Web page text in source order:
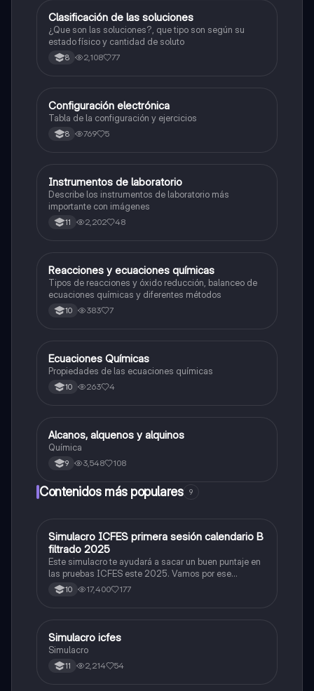
Química
Clasificación de las soluciones
¿Que son las soluciones?, que tipo son según su
estado físico y cantidad de soluto
8 2,108 77
Química
Configuración electrónica
Tabla de la configuración y ejercicios
8 769 5
Química
Instrumentos de laboratorio
Describe los instrumentos de laboratorio más
importante con imágenes
11 2,202 48
Química
Reacciones y ecuaciones químicas
Tipos de reacciones y óxido reducción, balanceo de
ecuaciones químicas y diferentes métodos
10 383 7
Química
Ecuaciones Químicas
Propiedades de las ecuaciones químicas
10 263 4
Química
Alcanos, alquenos y alquinos
Química
9 3,548 108
Contenidos más populares 9
ICFES: Matemáticas
Simulacro ICFES primera sesión calendario B
filtrado 2025
Este simulacro te ayudará a sacar un buen puntaje en
las pruebas ICFES este 2025. Vamos por ese
500/500. Y poder ser admitido en la universidad que
quieras, estudiar la carrera que quieres y no la que te
10 17,400 177
ICFES: Lectura Crítica
Simulacro icfes
Simulacro
11 2,214 54